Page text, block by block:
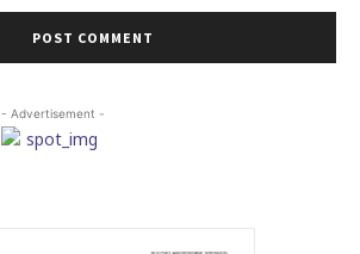
- Advertisement -